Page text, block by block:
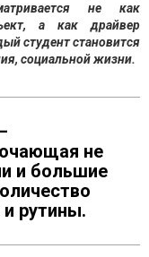
не как
а как драйвер
студент становится
социальной жизни.
не
и большие
рутины.